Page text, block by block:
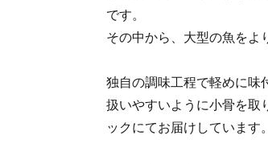
です。
その中から、大型の魚をよ
独自の調味工程で軽めに味
扱いやすいように小骨を取
ックにてお届けしています。